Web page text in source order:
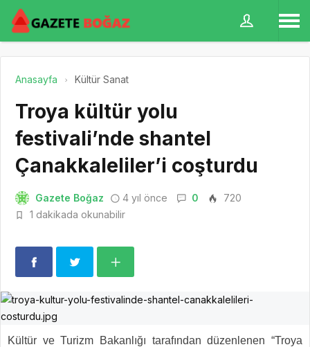
Anasayfa Kültür Sanat
Troya kültür yolu
festivali’nde shantel
Çanakkaleliler’i coşturdu
Gazete Boğaz 4 yıl önce 0
720
1 dakikada okunabilir
Kültür ve Turizm Bakanlığı tarafından düzenlenen “Troya